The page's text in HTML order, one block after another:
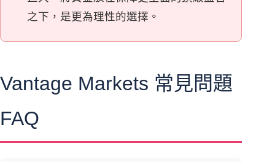
之下，是更為理性的選擇。
Vantage Markets 常見問題
FAQ